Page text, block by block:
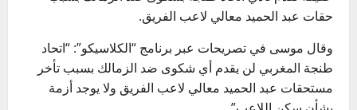
حقات عبد الحميد معالي لاعب الفريق.
وقال موسى في تصريحات عبر برنامج “الكلاسيكو”: “اتحاد
طنجة المغربي لن يقدم أي شكوى ضد الزمالك بسبب تأخر
مستحقات عبد الحميد معالي لاعب الفريق ولا يوجد أزمة